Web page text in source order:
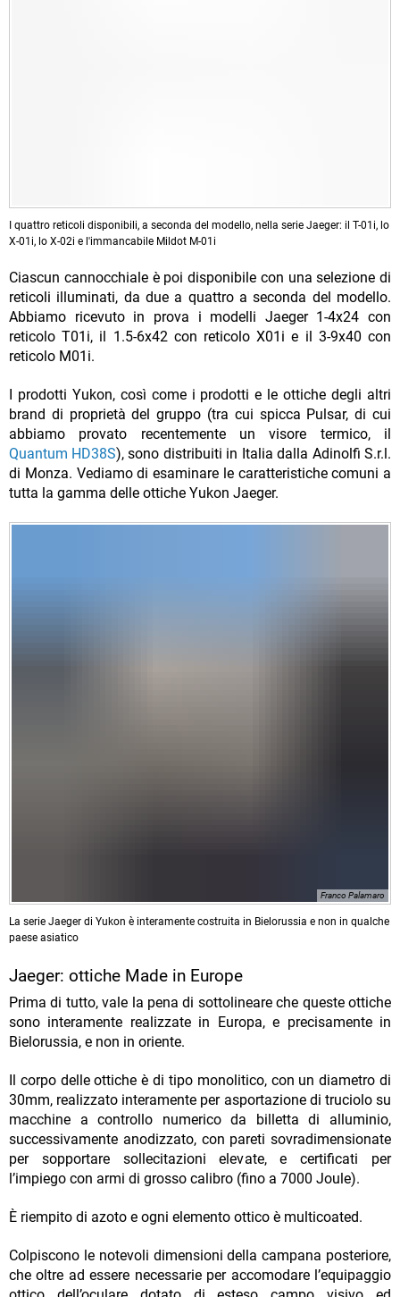
I quattro reticoli disponibili, a seconda del modello, nella serie Jaeger: il T-01i, lo
X-01i, lo X-02i e l'immancabile Mildot M-01i
Ciascun cannocchiale è poi disponibile con una selezione di
reticoli illuminati, da due a quattro a seconda del modello.
Abbiamo ricevuto in prova i modelli Jaeger 1-4x24 con
reticolo T01i, il 1.5-6x42 con reticolo X01i e il 3-9x40 con
reticolo M01i.
I prodotti Yukon, così come i prodotti e le ottiche degli altri
brand di proprietà del gruppo (tra cui spicca Pulsar, di cui
abbiamo provato recentemente un visore termico, il
Quantum HD38S), sono distribuiti in Italia dalla Adinolfi S.r.l.
di Monza. Vediamo di esaminare le caratteristiche comuni a
tutta la gamma delle ottiche Yukon Jaeger.
Franco Palamaro
La serie Jaeger di Yukon è interamente costruita in Bielorussia e non in qualche
paese asiatico
Jaeger: ottiche Made in Europe
Prima di tutto, vale la pena di sottolineare che queste ottiche
sono interamente realizzate in Europa, e precisamente in
Bielorussia, e non in oriente.
Il corpo delle ottiche è di tipo monolitico, con un diametro di
30mm, realizzato interamente per asportazione di truciolo su
macchine a controllo numerico da billetta di alluminio,
successivamente anodizzato, con pareti sovradimensionate
per sopportare sollecitazioni elevate, e certificati per
l’impiego con armi di grosso calibro (fino a 7000 Joule).
È riempito di azoto e ogni elemento ottico è multicoated.
Colpiscono le notevoli dimensioni della campana posteriore,
che oltre ad essere necessarie per accomodare l’equipaggio